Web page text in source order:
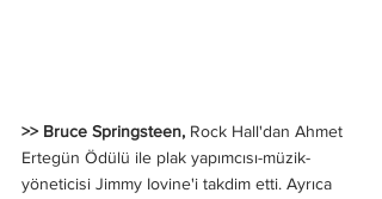
>> Bruce Springsteen, Rock Hall'dan Ahmet
Ertegün Ödülü ile plak yapımcısı-müzik-
yöneticisi Jimmy Iovine'i takdim etti. Ayrıca